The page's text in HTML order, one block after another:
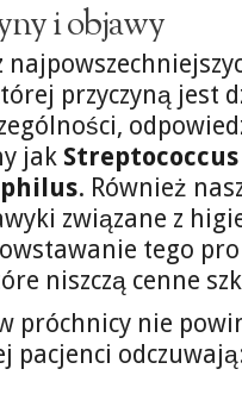
i objawy
przyczyną jest
jak
. Również
związane z
tego
niszczą cenne
próchnicy nie
pacjenci